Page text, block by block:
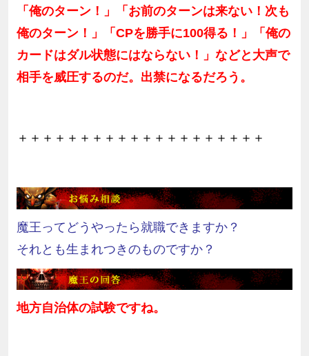
「俺のターン！」「お前のターンは来ない！次も
俺のターン！」「 CPを勝手に100得る！」「俺の
カードはダル状態にはならない！」などと大声で
相手を威圧するのだ。出禁になるだろう。
＋＋＋＋＋＋＋＋＋＋＋＋＋＋＋＋＋＋＋＋
魔王ってどうやったら就職できますか？
それとも生まれつきのものですか？
地方自治体の試験ですね。